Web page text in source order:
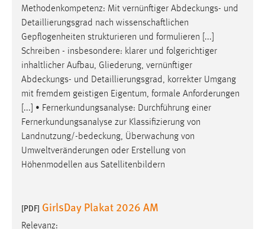
Methodenkompetenz: Mit vernünftiger Abdeckungs- und
Detaillierungsgrad nach wissenschaftlichen
Gepflogenheiten strukturieren und formulieren [...]
Schreiben - insbesondere: klarer und folgerichtiger
inhaltlicher Aufbau, Gliederung, vernünftiger
Abdeckungs- und Detaillierungsgrad, korrekter Umgang
mit fremdem geistigen Eigentum, formale Anforderungen
[...] • Fernerkundungsanalyse: Durchführung einer
Fernerkundungsanalyse zur Klassifizierung von
Landnutzung/-bedeckung, Überwachung von
Umweltveränderungen oder Erstellung von
Höhenmodellen aus Satellitenbildern
[PDF] GirlsDay Plakat 2026 AM
Relevanz: